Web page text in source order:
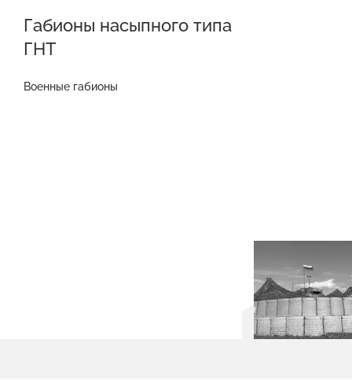
Габионы насыпного типа
ГНТ
Военные габионы